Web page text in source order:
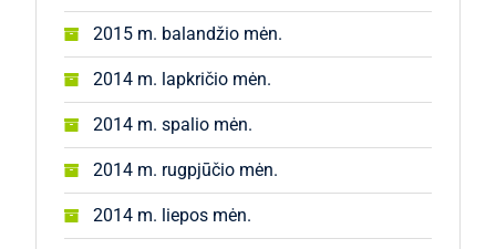
2015 m. balandžio mėn.
2014 m. lapkričio mėn.
2014 m. spalio mėn.
2014 m. rugpjūčio mėn.
2014 m. liepos mėn.